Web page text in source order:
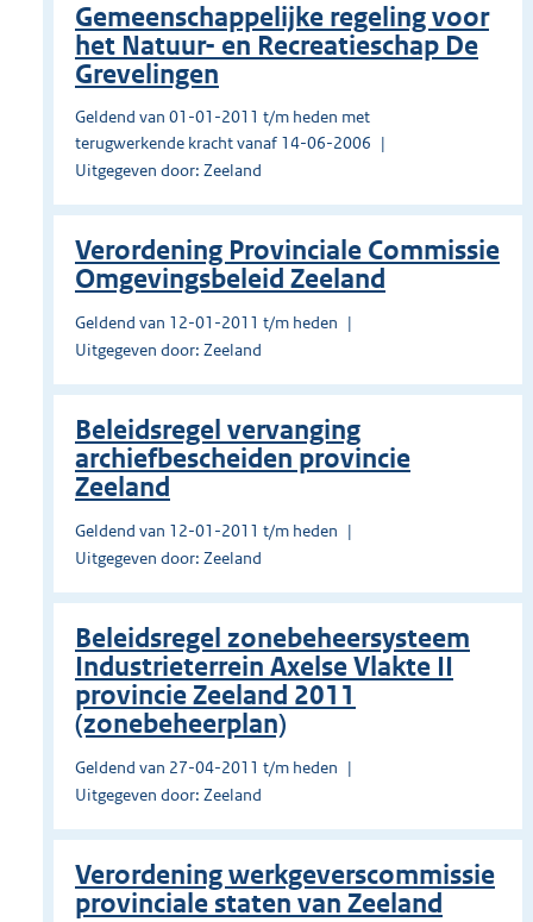
Gemeenschappelijke regeling voor
het Natuur- en Recreatieschap De
Grevelingen
Geldend van 01-01-2011 t/m heden met
terugwerkende kracht vanaf 14-06-2006
Uitgegeven door: Zeeland
Verordening Provinciale Commissie
Omgevingsbeleid Zeeland
Geldend van 12-01-2011 t/m heden
Uitgegeven door: Zeeland
Beleidsregel vervanging
archiefbescheiden provincie
Zeeland
Geldend van 12-01-2011 t/m heden
Uitgegeven door: Zeeland
Beleidsregel zonebeheersysteem
Industrieterrein Axelse Vlakte II
provincie Zeeland 2011
(zonebeheerplan)
Geldend van 27-04-2011 t/m heden
Uitgegeven door: Zeeland
Verordening werkgeverscommissie
provinciale staten van Zeeland